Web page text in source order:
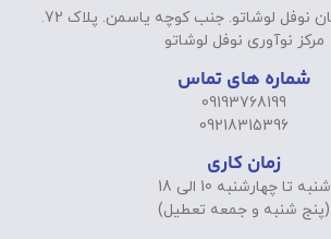
خیابان حافظ. خیابان نوفل لوشاتو. جنب کوچه یاسمن. پلاک 72.
مرکز نوآوری نوفل لوشاتو
شماره های تماس
09193768199
09218315396
زمان کاری
شنبه تا چهارشنبه 10 الی 18
(پنج شنبه و جمعه تعطیل)